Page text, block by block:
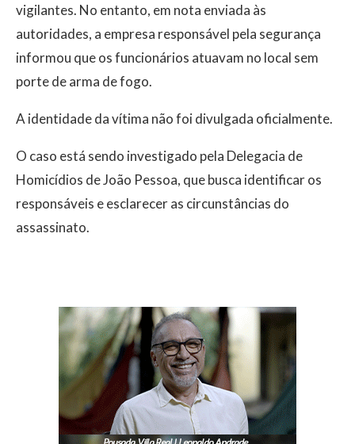
vigilantes. No entanto, em nota enviada às
autoridades, a empresa responsável pela segurança
informou que os funcionários atuavam no local sem
porte de arma de fogo.
A identidade da vítima não foi divulgada oficialmente.
O caso está sendo investigado pela Delegacia de
Homicídios de João Pessoa, que busca identificar os
responsáveis e esclarecer as circunstâncias do
assassinato.